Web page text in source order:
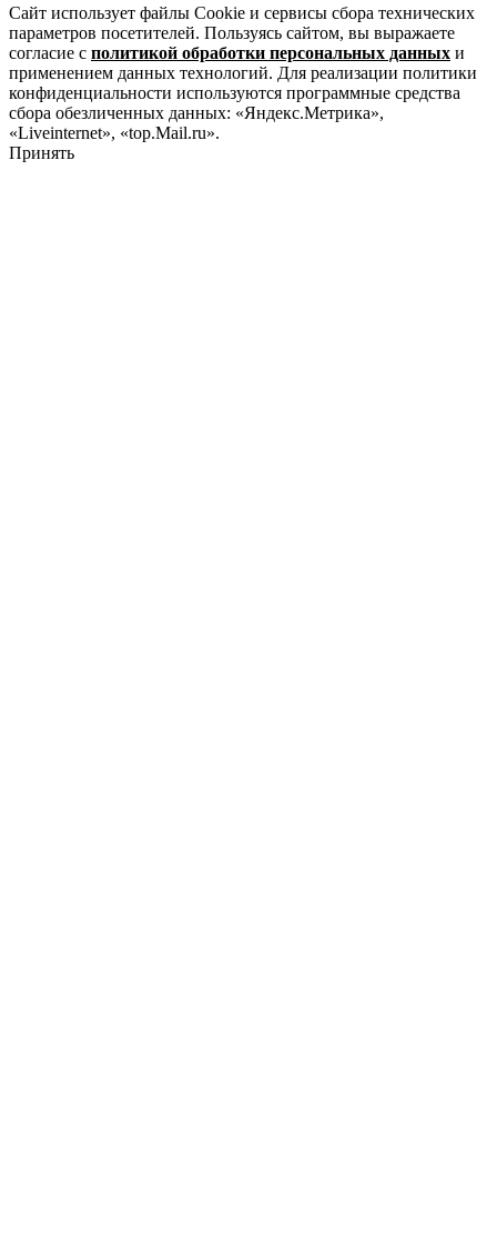
Сайт использует файлы Cookie и сервисы сбора технических
параметров посетителей. Пользуясь сайтом, вы выражаете
согласие с политикой обработки персональных данных и
применением данных технологий. Для реализации политики
конфиденциальности используются программные средства
сбора обезличенных данных: «Яндекс.Метрика»,
«Liveinternet», «top.Mail.ru».
Принять